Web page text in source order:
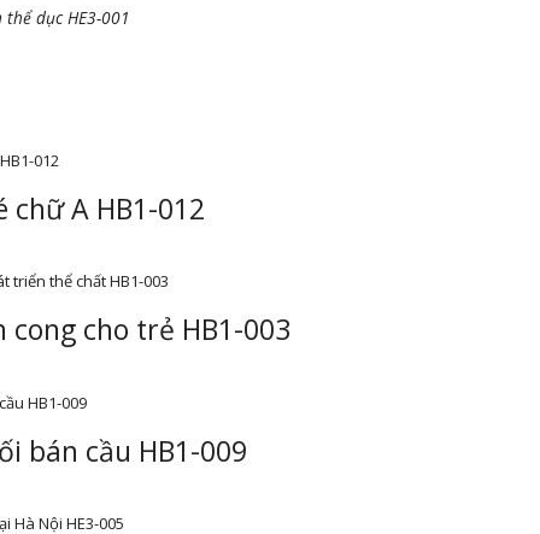
thể dục HE3-001
chữ A HB1-012
cho trẻ HB1-003
bán cầu HB1-009